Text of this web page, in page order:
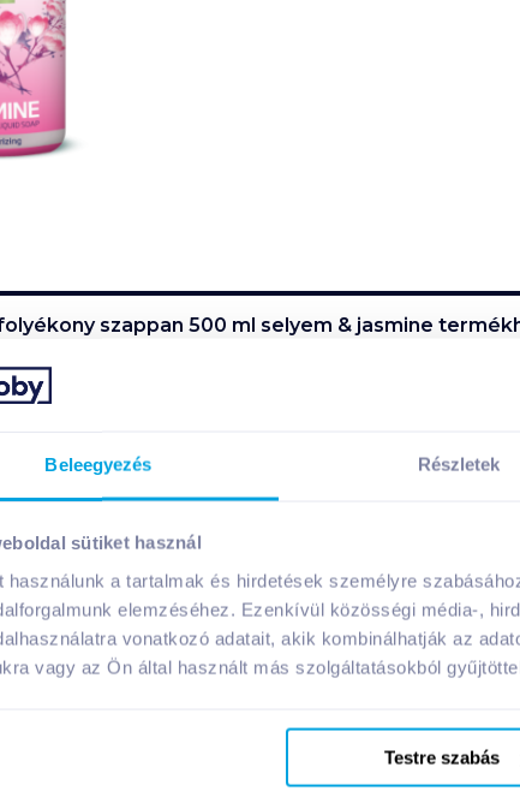
Beleegyezés Részletek
sütiket használ
használunk a tartalmak és hirdetések személyre
elemzéséhez. Ezenkívül közösségi média-,
vonatkozó adatait, akik kombinálhatják az
vagy az Ön által használt más szolgáltatásokból
Testre szabás
szappan 500 ml selyem & jasmine
hatékonyan hidratálja és ápolja a bőrt. Finom
illata fokozza a hosszantartó frissesség érzését.
tárolandó!
500 ml selyem & jasmine
szállítható
területére szállítható!